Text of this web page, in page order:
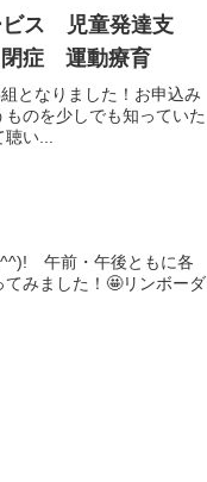
ス 児童発達支
症 運動療育
となりました！お申込み
のを少しでも知っていた
聴い...
午前・午後ともに各
みました！🤩リンボーダ